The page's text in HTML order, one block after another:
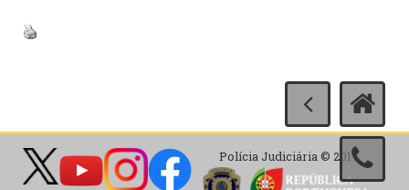
Polícia Judiciária © 2017